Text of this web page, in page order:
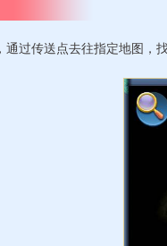
传送点去往指定地图，找